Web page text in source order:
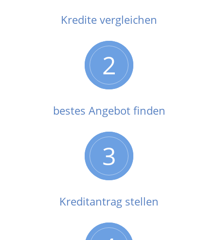
Kredite vergleichen
2
bestes Angebot finden
3
Kreditantrag stellen